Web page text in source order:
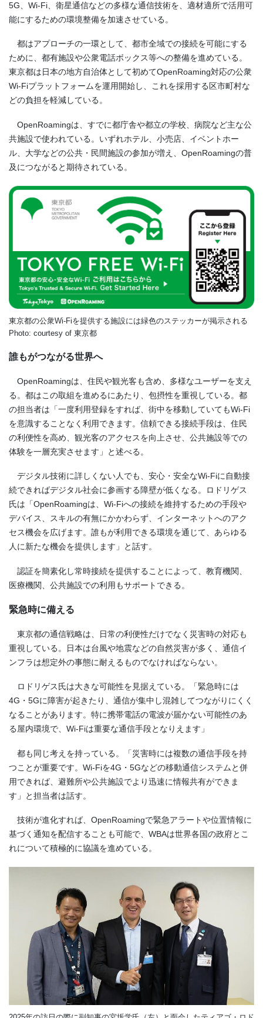
5G、Wi-Fi、衛星通信などの多様な通信技術を、適材適所で活用可
能にするための環境整備を加速させている。
都はアプローチの一環として、都市全域での接続を可能にする
ために、都有施設や公衆電話ボックス等への整備を進めている。
東京都は日本の地方自治体として初めてOpenRoaming対応の公衆
Wi-Fiプラットフォームを運用開始し、これを採用する区市町村な
どの負担を軽減している。
OpenRoamingは、すでに都庁舎や都立の学校、病院など主な公
共施設で使われている。いずれホテル、小売店、イベントホー
ル、大学などの公共・民間施設の参加が増え、OpenRoamingの普
及につながると期待されている。
東京都の公衆Wi-Fiを提供する施設には緑色のステッカーが掲示される
Photo: courtesy of 東京都
誰もがつながる世界へ
OpenRoamingは、住民や観光客も含め、多様なユーザーを支え
る。都はこの取組を進めるにあたり、包摂性を重視している。都
の担当者は「一度利用登録をすれば、街中を移動していてもWi-Fi
を意識することなく利用できます。信頼できる接続手段は、住民
の利便性を高め、観光客のアクセスを向上させ、公共施設等での
体験を一層充実させます」と述べる。
デジタル技術に詳しくない人でも、安心・安全なWi-Fiに自動接
続できればデジタル社会に参画する障壁が低くなる。ロドリゲス
氏は「OpenRoamingは、Wi-Fiへの接続を維持するための手段や
デバイス、スキルの有無にかかわらず、インターネットへのアク
セス機会を広げます。誰もが利用できる環境を通じて、あらゆる
人に新たな機会を提供します」と話す。
認証を簡素化し常時接続を提供することによって、教育機関、
医療機関、公共施設での利用もサポートできる。
緊急時に備える
東京都の通信戦略は、日常の利便性だけでなく災害時の対応も
重視している。日本は台風や地震などの自然災害が多く、通信イ
ンフラは想定外の事態に耐えるものでなければならない。
ロドリゲス氏は大きな可能性を見据えている。「緊急時には
4G・5Gに障害が起きたり、通信が集中し混雑してつながりにくく
なることがあります。特に携帯電話の電波が届かない可能性のあ
る屋内環境で、Wi-Fiは重要な通信手段となりえます」
都も同じ考えを持っている。「災害時には複数の通信手段を持
つことが重要です。Wi-Fiを4G・5Gなどの移動通信システムと併
用できれば、避難所や公共施設でより迅速に情報共有ができま
す」と担当者は話す。
技術が進化すれば、OpenRoamingで緊急アラートや位置情報に
基づく通知を配信することも可能で、WBAは世界各国の政府とこ
れについて積極的に協議を進めている。